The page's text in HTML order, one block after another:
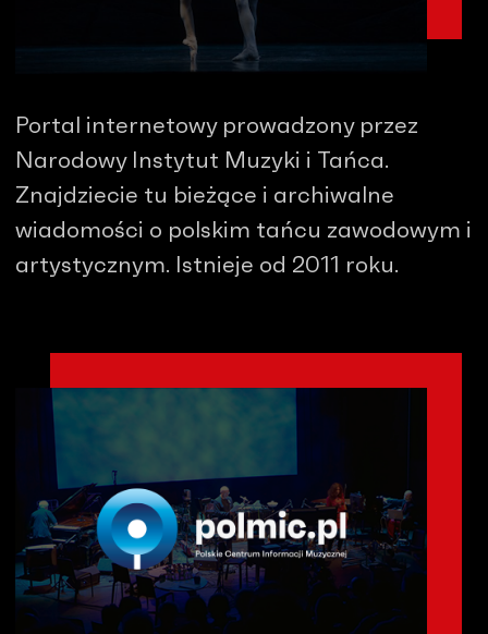
Portal internetowy prowadzony przez
Narodowy Instytut Muzyki i Tańca.
Znajdziecie tu bieżące i archiwalne
wiadomości o polskim tańcu zawodowym i
artystycznym. Istnieje od 2011 roku.